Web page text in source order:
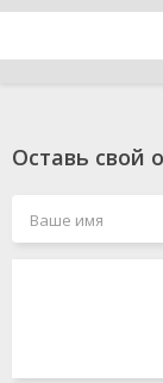
Оставь свой